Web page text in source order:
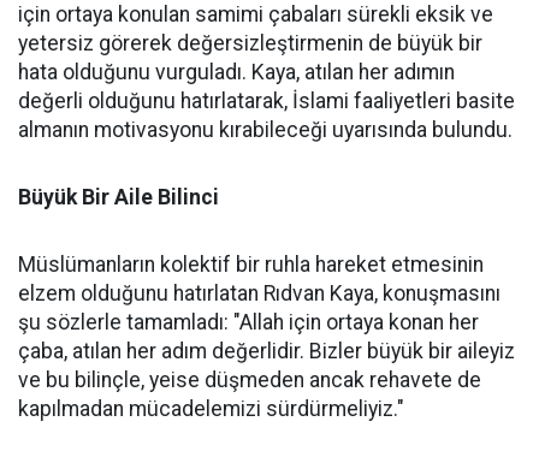
için ortaya konulan samimi çabaları sürekli eksik ve
yetersiz görerek değersizleştirmenin de büyük bir
hata olduğunu vurguladı. Kaya, atılan her adımın
değerli olduğunu hatırlatarak, İslami faaliyetleri basite
almanın motivasyonu kırabileceği uyarısında bulundu.
Büyük Bir Aile Bilinci
Müslümanların kolektif bir ruhla hareket etmesinin
elzem olduğunu hatırlatan Rıdvan Kaya, konuşmasını
şu sözlerle tamamladı: "Allah için ortaya konan her
çaba, atılan her adım değerlidir. Bizler büyük bir aileyiz
ve bu bilinçle, yeise düşmeden ancak rehavete de
kapılmadan mücadelemizi sürdürmeliyiz."